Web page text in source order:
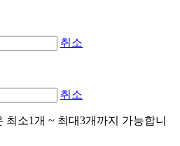
취소
취소
최소1개 ~ 최대3개까지 가능합니